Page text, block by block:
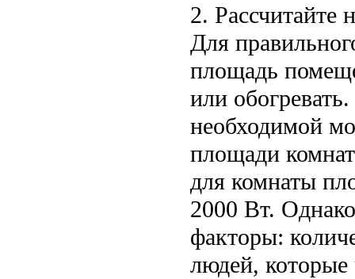
2.
Для
площадь
или
необходимой
площади
для комнаты
2000 Вт.
факторы:
людей, которые